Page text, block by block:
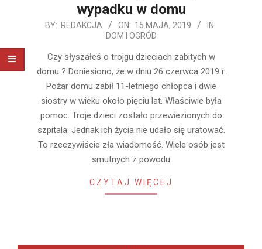
wypadku w domu
2019-
BY: REDAKCJA ON: 15 MAJA, 2019
IN:
DOM I OGRÓD
Czy słyszałeś o trojgu dzieciach zabitych w
domu ? Doniesiono, że w dniu 26 czerwca 2019 r.
Pożar domu zabił 11-letniego chłopca i dwie
siostry w wieku około pięciu lat. Właściwie była
pomoc. Troje dzieci zostało przewiezionych do
szpitala. Jednak ich życia nie udało się uratować.
To rzeczywiście zła wiadomość. Wiele osób jest
smutnych z powodu
CZYTAJ WIĘCEJ